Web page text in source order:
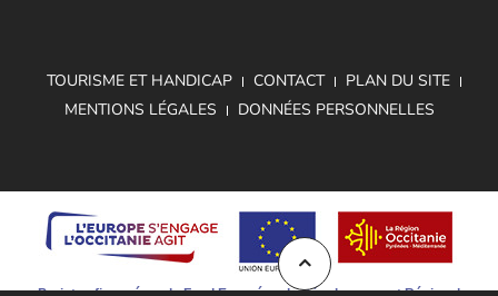
TOURISME ET HANDICAP CONTACT
PLAN DU SITE
MENTIONS LÉGALES
DONNÉES PERSONNELLES